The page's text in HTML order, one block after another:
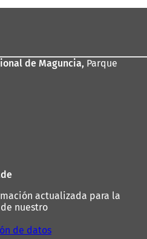
de Maguncia, Parque
de
actualizada para la
nuestro
de datos